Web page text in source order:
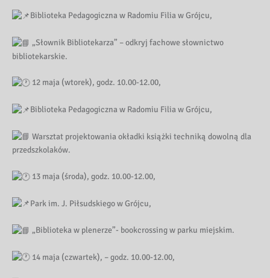
Biblioteka Pedagogiczna w Radomiu Filia w Grójcu,
„Słownik Bibliotekarza” – odkryj fachowe słownictwo
bibliotekarskie.
12 maja (wtorek), godz. 10.00-12.00,
Biblioteka Pedagogiczna w Radomiu Filia w Grójcu,
Warsztat projektowania okładki książki techniką dowolną dla
przedszkolaków.
13 maja (środa), godz. 10.00-12.00,
Park im. J. Piłsudskiego w Grójcu,
„Biblioteka w plenerze”- bookcrossing w parku miejskim.
14 maja (czwartek), – godz. 10.00-12.00,